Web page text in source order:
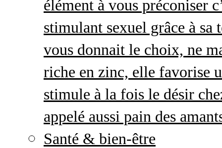
élément à vous préconiser
stimulant sexuel grâce à sa
vous donnait le choix, ne
riche en zinc, elle favorise
stimule à la fois le désir
appelé aussi pain des
Santé & bien-être